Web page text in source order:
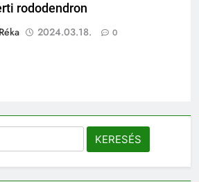
rododendron
Réka
2024.03.18. 0